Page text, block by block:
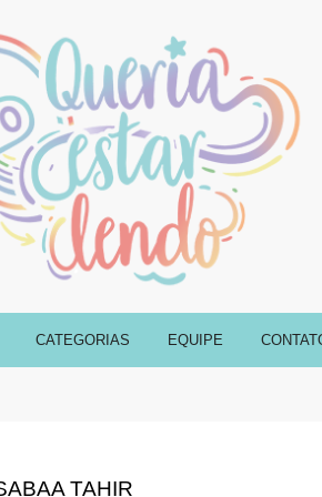
CATEGORIAS EQUIPE
TAHIR